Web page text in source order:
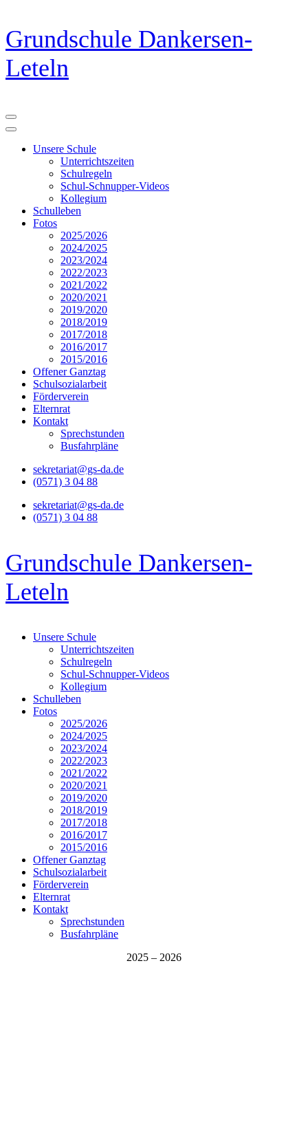
Zum
Inhalt
springen
(Eingabetaste
drücken)
Grundschule Dankersen-
Leteln
Unsere Schule
Unterrichtszeiten
Schulregeln
Schul-Schnupper-Videos
Kollegium
Schulleben
Fotos
2025/2026
2024/2025
2023/2024
2022/2023
2021/2022
2020/2021
2019/2020
2018/2019
2017/2018
2016/2017
2015/2016
Offener Ganztag
Schulsozialarbeit
Förderverein
Elternrat
Kontakt
Sprechstunden
Busfahrpläne
sekretariat@gs-da.de
(0571) 3 04 88
sekretariat@gs-da.de
(0571) 3 04 88
Grundschule Dankersen-
Leteln
Unsere Schule
Unterrichtszeiten
Schulregeln
Schul-Schnupper-Videos
Kollegium
Schulleben
Fotos
2025/2026
2024/2025
2023/2024
2022/2023
2021/2022
2020/2021
2019/2020
2018/2019
2017/2018
2016/2017
2015/2016
Offener Ganztag
Schulsozialarbeit
Förderverein
Elternrat
Kontakt
Sprechstunden
Busfahrpläne
2025 – 2026